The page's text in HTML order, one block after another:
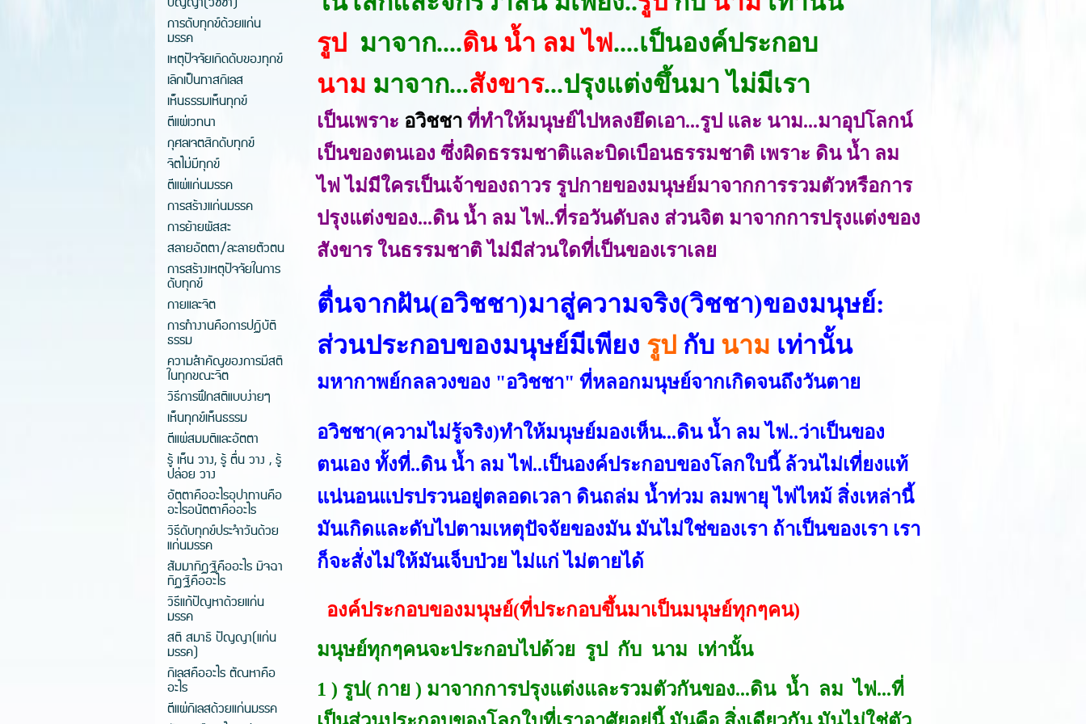
การดับทุกข์ด้วยแก่น
มรรค
เหตุปัจจัยเกิดดับของทุกข์
เลิกเป็นทาสกิเลส
เห็นธรรมเห็นทุกข์
ตีแผ่เวทนา
กุศลเจตสิกดับทุกข์
จิตไม่มีทุกข์
ตีแผ่แก่นมรรค
การสร้างแก่นมรรค
การย้ายผัสสะ
สลายอัตตา/ละลายตัวตน
การสร้างเหตุปัจจัยในการ
ดับทุกข์
กายและจิต
การทำงานคือการปฏิบัติ
ธรรม
ความสำคัญของการมีสติ
ในทุกขณะจิต
วิธีการฝึกสติแบบง่ายๆ
เห็นทุกข์เห็นธรรม
ตีแผ่สมมติและอัตตา
รู้ เห็น วาง, รู้ ตื่น วาง , รู้
ปล่อย วาง
อัตตาคืออะไรอุปาทานคือ
อะไรอนัตตาคืออะไร
วิธีดับทุกข์ประจำวันด้วย
แก่นมรรค
สัมมาทิฏฐิคืออะไร มิจฉา
ทิฏฐิคืออะไร
วิธีแก้ปัญหาด้วยแก่น
มรรค
สติ สมาธิ ปัญญา(แก่น
มรรค)
กิเลสคืออะไร ตัณหาคือ
อะไร
ตีแผ่กิเลสด้วยแก่นมรรค
รูป มาจาก....ดิน น้ำ ลม ไฟ....เป็นองค์ประกอบ
นาม มาจาก...สังขาร...ปรุงแต่งขึ้นมา ไม่มีเรา
เป็นเพราะ อวิชชา ที่ทำให้มนุษย์ไปหลงยึดเอา...รูป และ นาม...มาอุปโลกน์
เป็นของตนเอง ซึ่งผิดธรรมชาติและบิดเบือนธรรมชาติ เพราะ ดิน น้ำ ลม
ไฟ ไม่มีใครเป็นเจ้าของถาวร รูปกายของมนุษย์มาจากการรวมตัวหรือการ
ปรุงแต่งของ...ดิน น้ำ ลม ไฟ..ที่รอวันดับลง ส่วนจิต มาจากการปรุงแต่งของ
สังขาร ในธรรมชาติ ไม่มีส่วนใดที่เป็นของเราเลย
ตื่นจากฝัน(อวิชชา)มาสู่ความจริง(วิชชา)ของมนุษย์:
ส่วนประกอบของมนุษย์มีเพียง รูป กับ นาม เท่านั้น
มหากาพย์กลลวงของ "อวิชชา" ที่หลอกมนุษย์จากเกิดจนถึงวันตาย
อวิชชา(ความไม่รู้จริง)ทำให้มนุษย์มองเห็น...ดิน น้ำ ลม ไฟ..ว่าเป็นของ
ตนเอง ทั้งที่..ดิน น้ำ ลม ไฟ..เป็นองค์ประกอบของโลกใบนี้ ล้วนไม่เที่ยงแท้
แน่นอนแปรปรวนอยู่ตลอดเวลา ดินถล่ม น้ำท่วม ลมพายุ ไฟไหม้ สิ่งเหล่านี้
มันเกิดและดับไปตามเหตุปัจจัยของมัน มันไม่ใช่ของเรา ถ้าเป็นของเรา เรา
ก็จะสั่งไม่ให้มันเจ็บป่วย ไม่แก่ ไม่ตายได้
องค์ประกอบของมนุษย์(ที่ประกอบขึ้นมาเป็นมนุษย์ทุกๆคน)
มนุษย์ทุกๆคนจะประกอบไปด้วย รูป กับ นาม เท่านั้น
1 ) รูป( กาย ) มาจากการปรุงแต่งและรวมตัวกันของ...ดิน น้ำ ลม ไฟ...ที่